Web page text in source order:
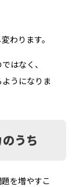
わります。
はなく、
うになりま
うち
を増やすこ